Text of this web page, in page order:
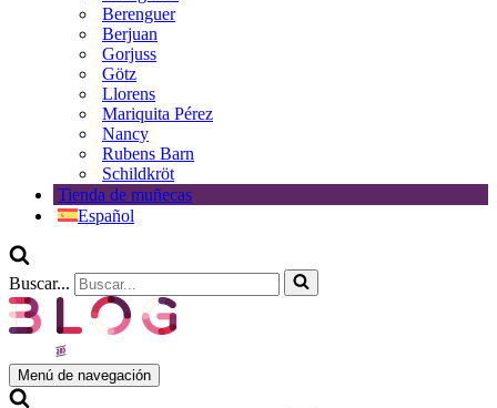
Berenguer
Berjuan
Gorjuss
Götz
Llorens
Mariquita Pérez
Nancy
Rubens Barn
Schildkröt
Tienda de muñecas
Español
Buscar...
Menú de navegación